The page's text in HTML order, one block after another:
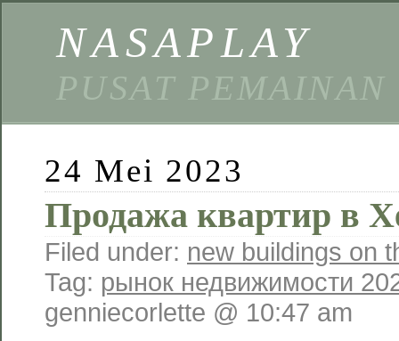
NASAPLAY
PUSAT
24 Mei 2023
Продажа квартир в
Filed under: new buildings on
Tag: рынок недвижимости
genniecorlette @ 10:47 am